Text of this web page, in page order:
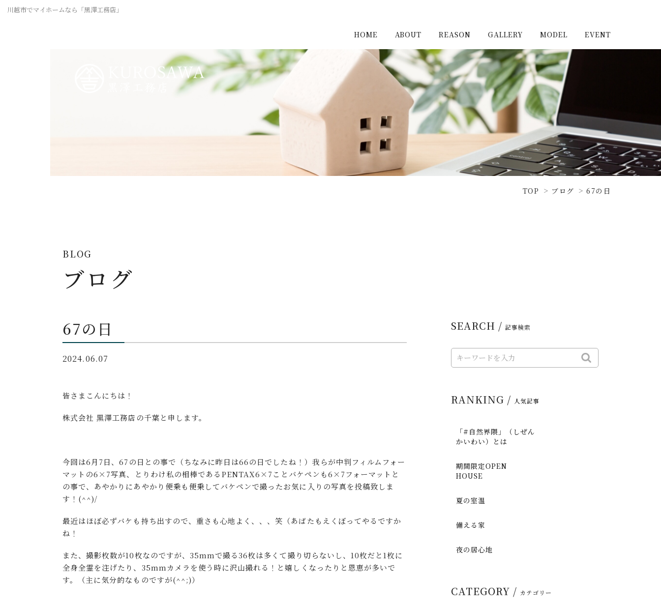
川越市でマイホームなら「黒澤工務店」
HOME ABOUT REASON GALLERY
施工実例（新築）
施工実例（リノベーショ
ン）
MODEL
浦和住宅公園
浦和住宅展示場Miraizu
大宮北ハウジングステージ
EVENT
TOP ブログ 67の日
BLOG
ブログ
67の日
2024.06.07
皆さまこんにちは！
株式会社 黒澤工務店の千葉と申します。
今回は6月7日、67の日との事で（ちなみに昨日は66の日でしたね！）我らが中判フィルムフォー
マットの6×7写真、とりわけ私の相棒であるPENTAX6×7ことバケペンも6×7フォーマットと
の事で、あやかりにあやかり便乗も便乗してバケペンで撮ったお気に入りの写真を投稿致しま
す！(^^)/
最近はほぼ必ずバケも持ち出すので、重さも心地よく、、、笑（あばたもえくぼってやるですか
ね！
また、撮影枚数が10枚なのですが、35mmで撮る36枚は多くて撮り切らないし、10枚だと1枚に
全身全霊を注げたり、35mmカメラを使う時に沢山撮れる！と嬉しくなったりと恩恵が多いで
す。（主に気分的なものですが(^^;)）
SEARCH / 記事検索
RANKING / 人気記事
「#自然界隈」（しぜん
かいわい）とは
期間限定OPEN
HOUSE
夏の室温
備える家
夜の居心地
CATEGORY / カテゴリー